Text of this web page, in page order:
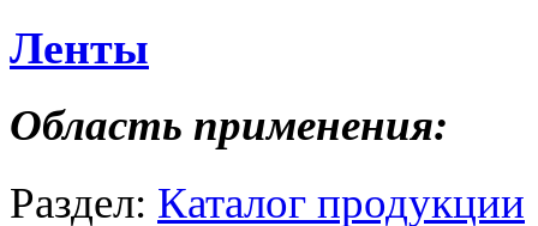
Ленты
Область применения:
Раздел: Каталог продукции